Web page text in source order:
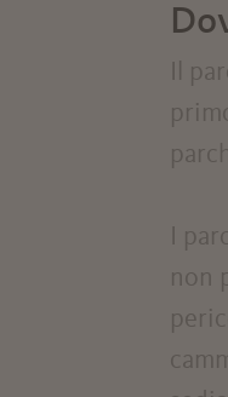
Il
I
non